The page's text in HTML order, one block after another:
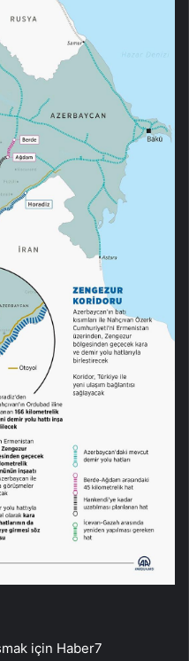
için Haber7